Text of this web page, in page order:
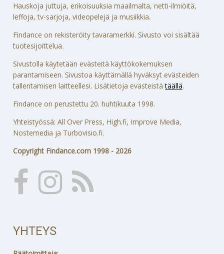
Hauskoja juttuja, erikoisuuksia maailmalta, netti-ilmiöitä,
leffoja, tv-sarjoja, videopelejä ja musiikkia.
Findance on rekisteröity tavaramerkki. Sivusto voi sisältää
tuotesijoittelua.
Sivustolla käytetään evästeitä käyttökokemuksen
parantamiseen. Sivustoa käyttämällä hyväksyt evästeiden
tallentamisen laitteellesi. Lisätietoja evästeistätäällä.
Findance on perustettu 20. huhtikuuta 1998.
Yhteistyössä: All Over Press, High.fi, Improve Media,
Nostemedia ja Turbovisio.fi.
Copyright Findance.com 1998 - 2026
YHTEYS